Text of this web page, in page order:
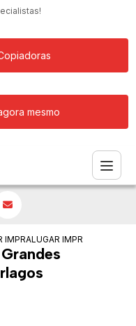
mesmo
IMPRESSORAS COLORIDAS
ALUGAR IMPRESSORA